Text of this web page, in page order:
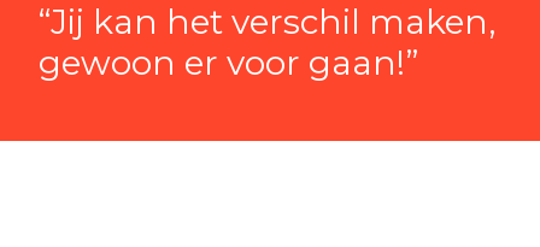
“Jij kan het verschil maken,
gewoon er voor gaan!”